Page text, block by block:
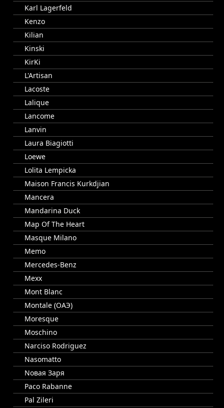
Karl Lagerfeld
Kenzo
Kilian
Kinski
KirKi
L'Artisan
Lacoste
Lalique
Lancome
Lanvin
Laura Biagiotti
Loewe
Lolita Lempicka
Maison Francis Kurkdjian
Mancera
Mandarina Duck
Map Of The Heart
Masque Milano
Memo
Mercedes-Benz
Mexx
Mont Blanc
Montale (ОАЭ)
Moresque
Moschino
Narciso Rodriguez
Nasomatto
Nовая Заря
Paco Rabanne
Pal Zileri